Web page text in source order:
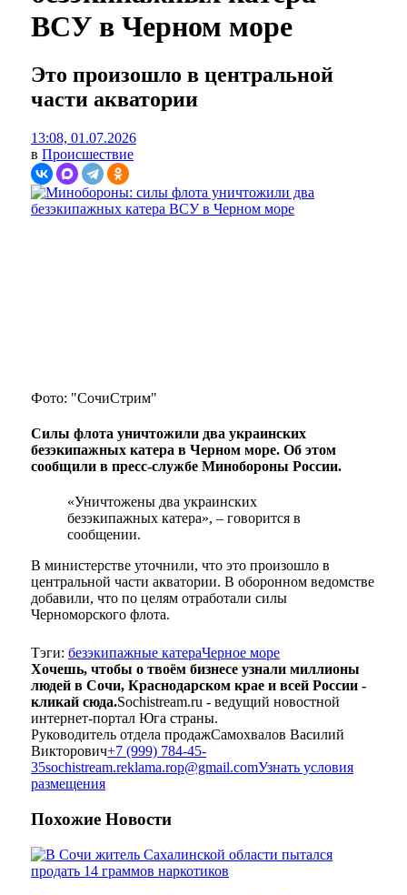
ВСУ в Черном море
Это произошло в центральной
части акватории
13:08, 01.07.2026
в Происшествие
Фото: "СочиСтрим"
Силы флота уничтожили два украинских
безэкипажных катера в Черном море. Об этом
сообщили в пресс-службе Минобороны России.
«Уничтожены два украинских
безэкипажных катера», – говорится в
сообщении.
В министерстве уточнили, что это произошло в
центральной части акватории. В оборонном ведомстве
добавили, что по целям отработали силы
Черноморского флота.
Тэги: безэкипажные катераЧерное море
Хочешь, чтобы о твоём бизнесе узнали миллионы
людей в Сочи, Краснодарском крае и всей России -
кликай сюда.Sochistream.ru - ведущий новостной
интернет-портал Юга страны.
Руководитель отдела продажСамохвалов Василий
Викторович+7 (999) 784-45-
35sochistream.reklama.rop@gmail.comУзнать условия
размещения
Похожие Новости